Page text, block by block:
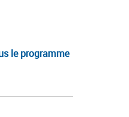
le programme